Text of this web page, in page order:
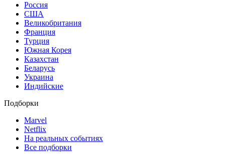
Россия
США
Великобритания
Франция
Турция
Южная Корея
Казахстан
Беларусь
Украина
Индийские
Подборки
Marvel
Netflix
На реальных событиях
Все подборки